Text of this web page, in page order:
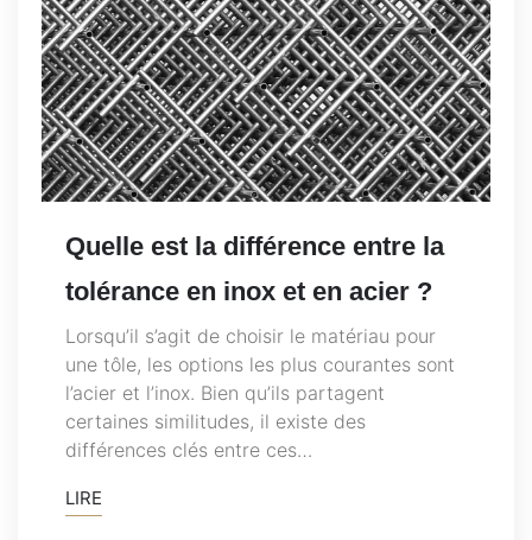
Quelle est la différence entre la
tolérance en inox et en acier ?
Lorsqu’il s’agit de choisir le matériau pour
une tôle, les options les plus courantes sont
l’acier et l’inox. Bien qu’ils partagent
certaines similitudes, il existe des
différences clés entre ces…
LIRE